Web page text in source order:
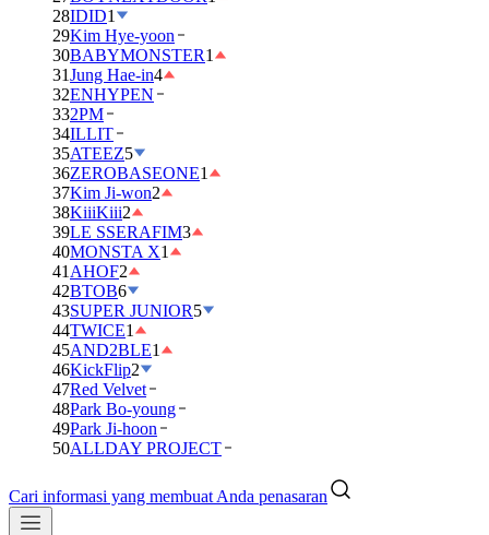
28IDID1
29Kim Hye-yoon
30BABYMONSTER1
31Jung Hae-in4
32ENHYPEN
332PM
34ILLIT
35ATEEZ5
36ZEROBASEONE1
37Kim Ji-won2
38KiiiKiii2
39LE SSERAFIM3
40MONSTA X1
41 AHOF2
42BTOB6
43SUPER JUNIOR5
44TWICE1
45AND2BLE1
46KickFlip2
47Red Velvet
48Park Bo-young
49Park Ji-hoon
50ALLDAY PROJECT
Cari informasi yang membuat Anda penasaran